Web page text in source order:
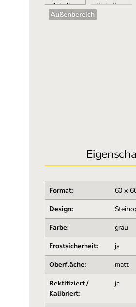
Außenbereich
Format:
60 x
Design:
Farbe:
grau
Frostsicherheit:
ja
Oberfläche:
matt
Rektifiziert /
Kalibriert:
ja